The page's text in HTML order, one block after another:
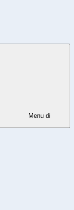
Menu di